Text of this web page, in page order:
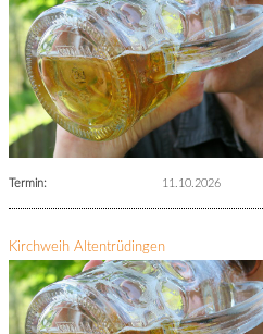
Termin: 11.10.2026
Kirchweih Altentrüdingen